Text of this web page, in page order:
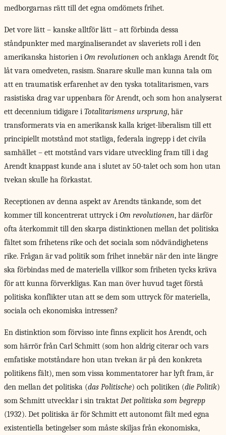
medborgarnas rätt till det egna omdömets frihet.
Det vore lätt – kanske alltför lätt – att förbinda dessa
ståndpunkter med marginaliserandet av slaveriets roll i den
amerikanska historien i Om revolutionen och anklaga Arendt för,
låt vara omedveten, rasism. Snarare skulle man kunna tala om
att en traumatisk erfarenhet av den tyska totalitarismen, vars
rasistiska drag var uppenbara för Arendt, och som hon analyserat
ett decennium tidigare i Totalitarismens ursprung, här
transformerats via en amerikansk kalla kriget-liberalism till ett
principiellt motstånd mot statliga, federala ingrepp i det civila
samhället – ett motstånd vars vidare utveckling fram till i dag
Arendt knappast kunde ana i slutet av 50-talet och som hon utan
tvekan skulle ha förkastat.
Receptionen av denna aspekt av Arendts tänkande, som det
kommer till koncentrerat uttryck i Om revolutionen, har därför
ofta återkommit till den skarpa distinktionen mellan det politiska
fältet som frihetens rike och det sociala som nödvändighetens
rike. Frågan är vad politik som frihet innebär när den inte längre
ska förbindas med de materiella villkor som friheten tycks kräva
för att kunna förverkligas. Kan man över huvud taget förstå
politiska konflikter utan att se dem som uttryck för materiella,
sociala och ekonomiska intressen?
En distinktion som förvisso inte finns explicit hos Arendt, och
som härrör från Carl Schmitt (som hon aldrig citerar och vars
emfatiske motståndare hon utan tvekan är på den konkreta
politikens fält), men som vissa kommentatorer har lyft fram, är
den mellan det politiska (das Politische) och politiken (die Politik)
som Schmitt utvecklar i sin traktat Det politiska som begrepp
(1932). Det politiska är för Schmitt ett autonomt fält med egna
existentiella betingelser som måste skiljas från ekonomiska,